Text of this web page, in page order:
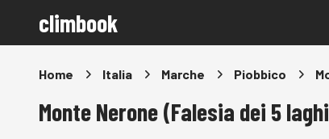
climbook
Home Italia Marche Piobbico
Monte Nerone (Falesia dei 5